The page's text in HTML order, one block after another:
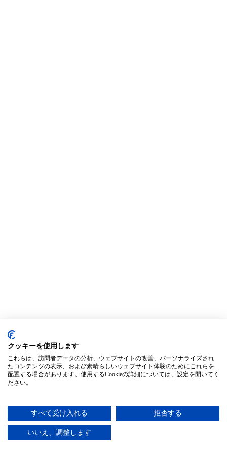
クッキーを使用します
これらは、訪問者データの分析、ウェブサイトの改善、パーソナライズされ
たコンテンツの表示、および素晴らしいウェブサイト体験のためにこれらを
配置する場合があります。使用するCookieの詳細については、設定を開いてく
ださい。
すべて受け入れる 拒否する
いいえ、調整します